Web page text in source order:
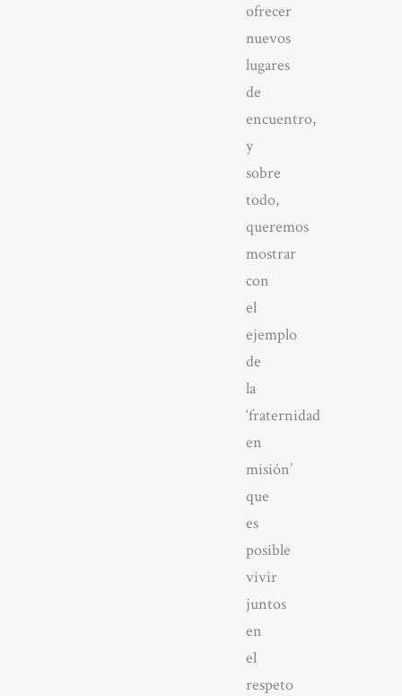
ofrecer
nuevos
lugares
de
encuentro,
y
sobre
todo,
queremos
mostrar
con
el
ejemplo
de
la
‘fraternidad
en
misión’
que
es
posible
vivir
juntos
en
el
respeto